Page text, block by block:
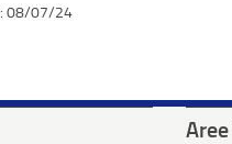
08/07/24